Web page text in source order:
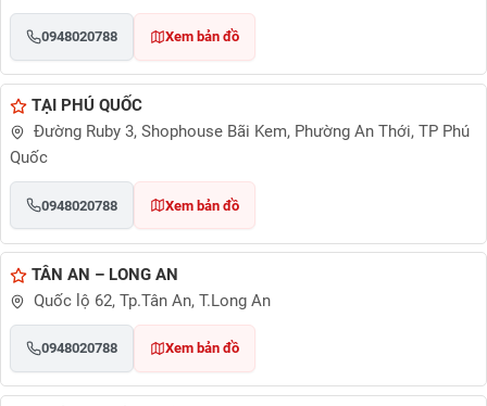
0948020788 Xem bản đồ
TẠI PHÚ QUỐC
Đường Ruby 3, Shophouse Bãi Kem, Phường An Thới, TP Phú
Quốc
0948020788 Xem bản đồ
TÂN AN – LONG AN
Quốc lộ 62, Tp.Tân An, T.Long An
0948020788 Xem bản đồ